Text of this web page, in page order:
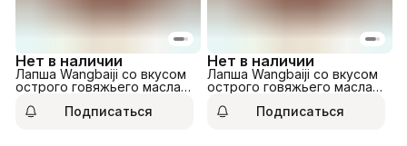
Нет в наличии
Лапша Wangbaiji со вкусом
острого говяжьего масла
Подписаться
Нет в наличии
Лапша Wangbaiji со вкусом
острого говяжьего масла
Подписаться